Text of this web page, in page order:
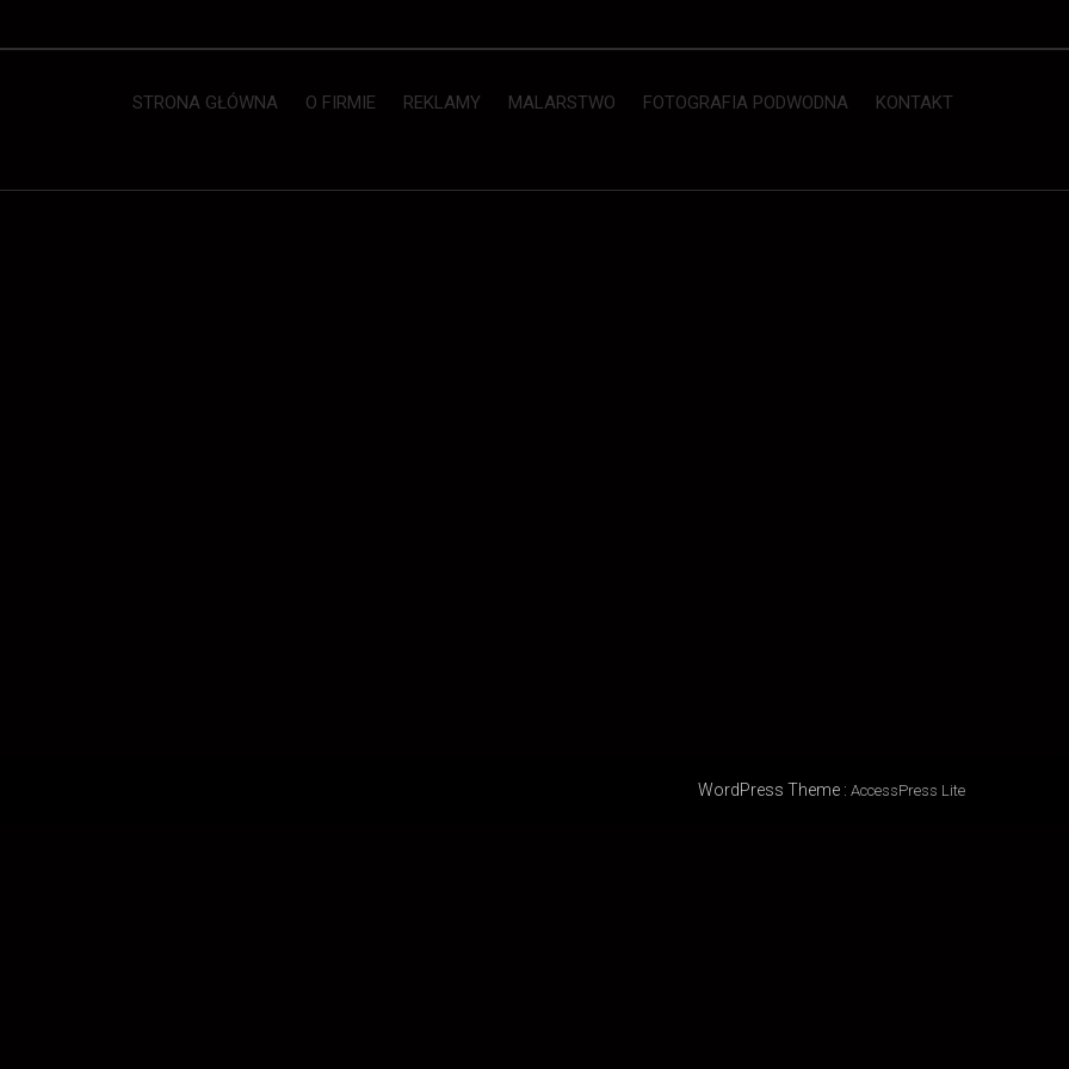
STRONA GŁÓWNA O FIRMIE REKLAMY MALARSTWO FOTOGRAFIA PODWODNA KONTAKT
WordPress Theme : AccessPress Lite